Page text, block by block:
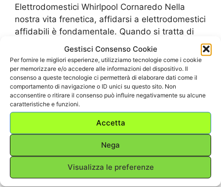
Gestisci Consenso Cookie
Per fornire le migliori esperienze, utilizziamo tecnologie come i cookie
per memorizzare e/o accedere alle informazioni del dispositivo. Il
consenso a queste tecnologie ci permetterà di elaborare dati come il
comportamento di navigazione o ID unici su questo sito. Non
acconsentire o ritirare il consenso può influire negativamente su alcune
caratteristiche e funzioni.
Accetta
Nega
Visualizza le preferenze
Elettrodomestici Whirlpool Cornaredo Nella
nostra vita frenetica, affidarsi a elettrodomestici
affidabili è fondamentale. Quando si tratta di
elettrodomestici di alta qualità come quelli
Whirlpool, è cruciale avere un partner di
assistenza altamente competente. Kasa Outlet
si pone come il vostro alleato fidato, offrendo
un servizio di assistenza elettrodomestici
Whirlpool Cornaredo impeccabile. …
Categorie
ASSISTENZA ELETTRODOMESTICI,
Assistenza Elettrodomestici Whirlpool
Assistenza Elettrodomestici Whirlpool
Cornaredo